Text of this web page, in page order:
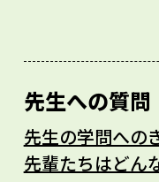
方、大学の研
失敗や不正解と
ている新発見に
これは、登山に
先生への質問
先生の学問への
先輩たちはどん